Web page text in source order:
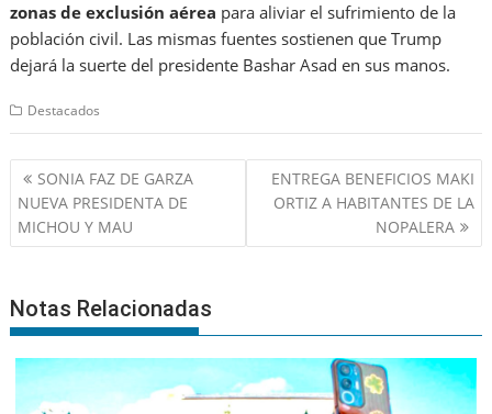
zonas de exclusión aérea para aliviar el sufrimiento de la
población civil. Las mismas fuentes sostienen que Trump
dejará la suerte del presidente Bashar Asad en sus manos.
Destacados
Navegación
de
entradas
SONIA FAZ DE GARZA
NUEVA PRESIDENTA DE
MICHOU Y MAU
ENTREGA BENEFICIOS MAKI
ORTIZ A HABITANTES DE LA
NOPALERA
Notas Relacionadas